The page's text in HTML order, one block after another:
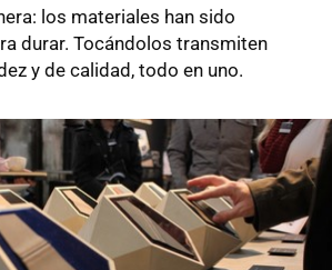
los materiales han sido
durar. Tocándolos transmiten
y de calidad, todo en uno.